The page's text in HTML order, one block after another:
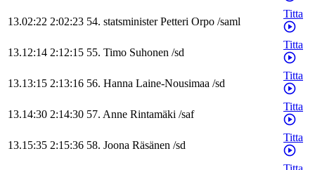
13.02:22 2:02:23 54. statsminister Petteri Orpo /saml
Titta
13.12:14 2:12:15 55. Timo Suhonen /sd
Titta
13.13:15 2:13:16 56. Hanna Laine-Nousimaa /sd
Titta
13.14:30 2:14:30 57. Anne Rintamäki /saf
Titta
13.15:35 2:15:36 58. Joona Räsänen /sd
Titta